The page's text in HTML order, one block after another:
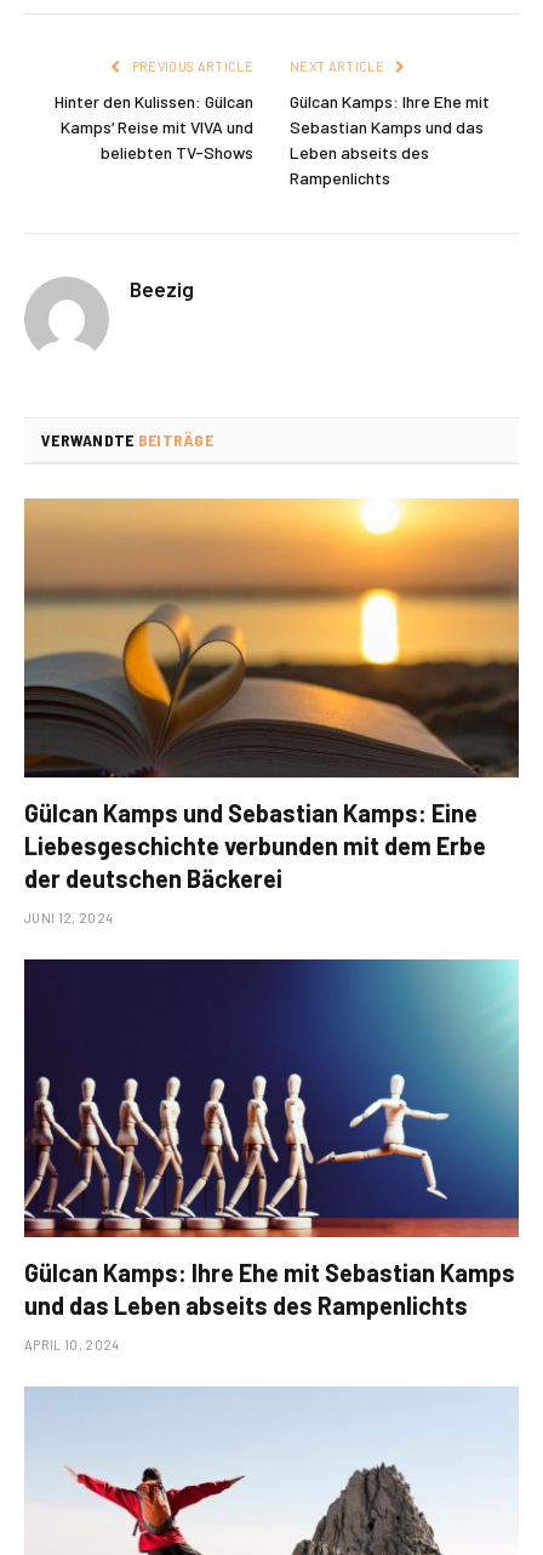
PREVIOUS ARTICLE
Hinter den Kulissen: Gülcan
Kamps‘ Reise mit VIVA und
beliebten TV-Shows
NEXT ARTICLE
Gülcan Kamps: Ihre Ehe mit
Sebastian Kamps und das
Leben abseits des
Rampenlichts
Beezig
VERWANDTE BEITRÄGE
Gülcan Kamps und Sebastian Kamps: Eine
Liebesgeschichte verbunden mit dem Erbe
der deutschen Bäckerei
JUNI 12, 2024
Gülcan Kamps: Ihre Ehe mit Sebastian Kamps
und das Leben abseits des Rampenlichts
APRIL 10, 2024